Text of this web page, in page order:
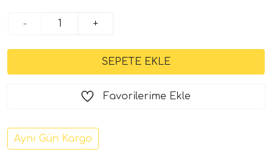
- +
Favorilerime Ekle
Aynı Gün Kargo